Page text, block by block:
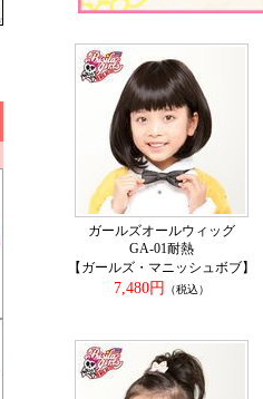
ガールズオールウィッグ
GA-01耐熱
【ガールズ・マニッシュボブ】
7,480円
（税込）